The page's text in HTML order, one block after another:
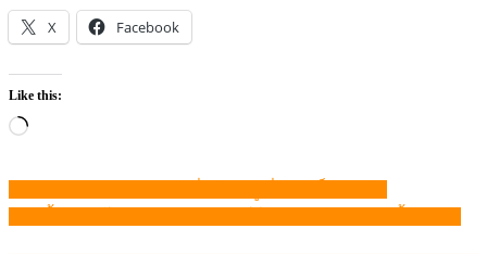
Facebook
Like this:
Loading…
แนะแนว